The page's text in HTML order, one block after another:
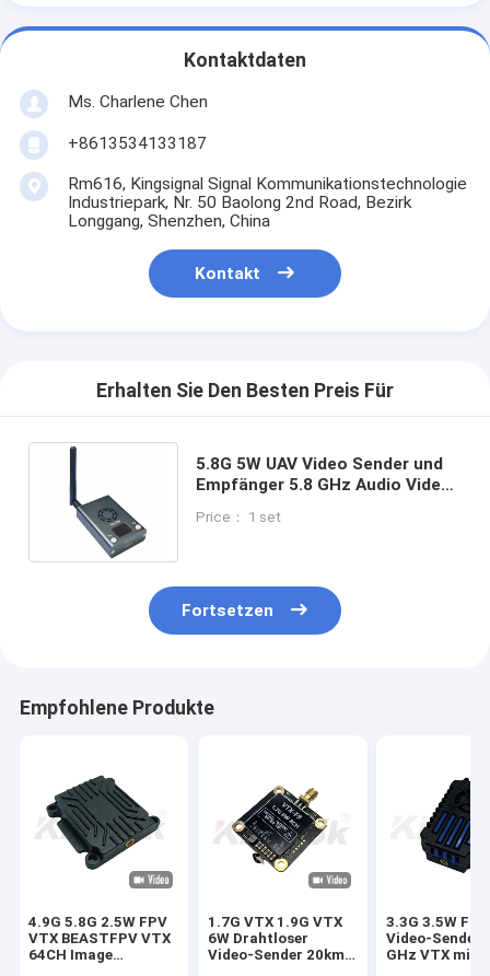
Kontaktdaten
Ms. Charlene Chen
+8613534133187
Rm616, Kingsignal Signal Kommunikationstechnologie
Industriepark, Nr. 50 Baolong 2nd Road, Bezirk
Longgang, Shenzhen, China
Kontakt
Erhalten Sie Den Besten Preis Für
5.8G 5W UAV Video Sender und
Empfänger 5.8 GHz Audio Video
VTX
Price： 1 set
Fortsetzen
Empfohlene Produkte
4.9G 5.8G 2.5W FPV
VTX BEASTFPV VTX
64CH Image
1.7G VTX 1.9G VTX
6W Drahtloser
Video-Sender 20km
3.3G 3.5W
Video-Sender
GHz VTX mit